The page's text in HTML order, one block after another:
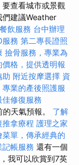
查看城市或景觀
們建議Weather
飲服務 台中辦理
服務 第二專長證照
撿骨服務，專業為
格，提供透明報
助 附近按摩選擇 資
業的產後照護服
修復服務
天氣預報。 了解
推拿療程 護理之家
菜單，傳承經典的
帳服務 還有一個
我可以欣賞到7英